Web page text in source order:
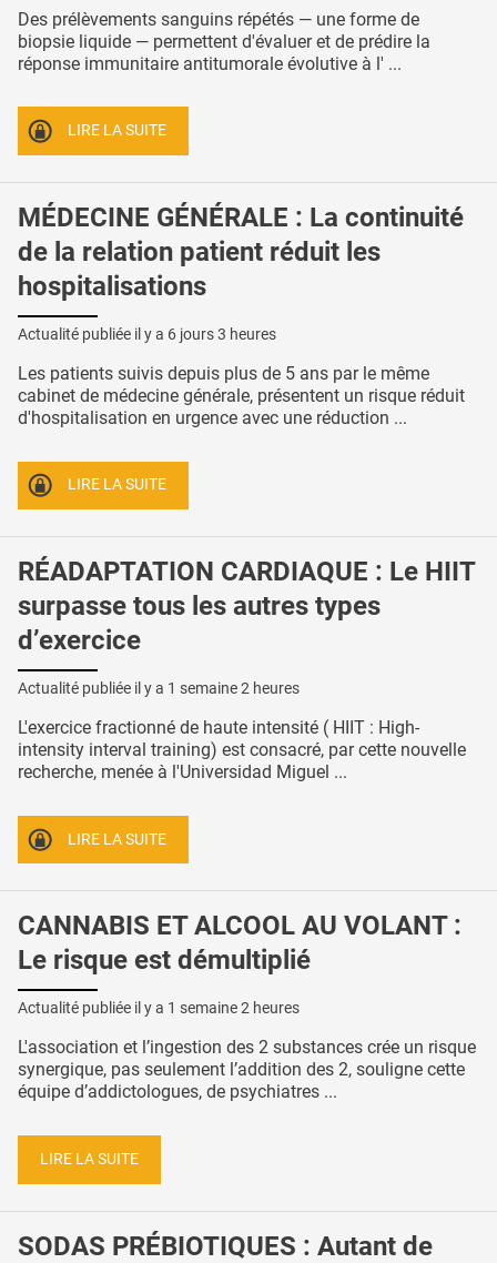
Des prélèvements sanguins répétés — une forme de
biopsie liquide — permettent d'évaluer et de prédire la
réponse immunitaire antitumorale évolutive à l' ...
LIRE LA SUITE
MÉDECINE GÉNÉRALE : La continuité
de la relation patient réduit les
hospitalisations
Actualité publiée il y a 6 jours 3 heures
Les patients suivis depuis plus de 5 ans par le même
cabinet de médecine générale, présentent un risque réduit
d'hospitalisation en urgence avec une réduction ...
LIRE LA SUITE
RÉADAPTATION CARDIAQUE : Le HIIT
surpasse tous les autres types
d’exercice
Actualité publiée il y a 1 semaine 2 heures
L'exercice fractionné de haute intensité ( HIIT : High-
intensity interval training) est consacré, par cette nouvelle
recherche, menée à l'Universidad Miguel ...
LIRE LA SUITE
CANNABIS ET ALCOOL AU VOLANT :
Le risque est démultiplié
Actualité publiée il y a 1 semaine 2 heures
L'association et l’ingestion des 2 substances crée un risque
synergique, pas seulement l’addition des 2, souligne cette
équipe d’addictologues, de psychiatres ...
LIRE LA SUITE
SODAS PRÉBIOTIQUES : Autant de